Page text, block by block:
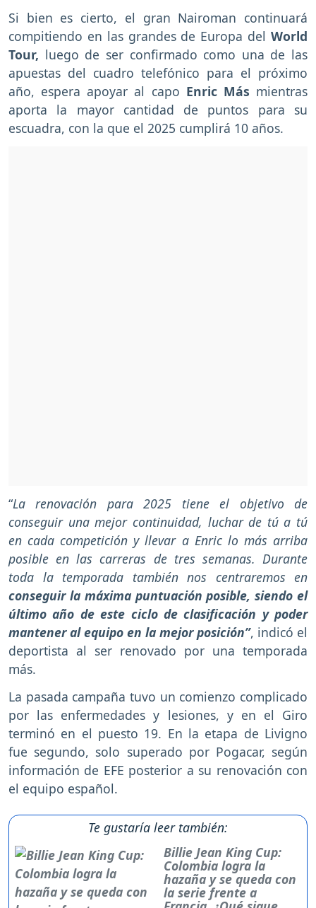
Si bien es cierto, el gran Nairoman continuará
compitiendo en las grandes de Europa del World
Tour, luego de ser confirmado como una de las
apuestas del cuadro telefónico para el próximo
año, espera apoyar al capo Enric Más mientras
aporta la mayor cantidad de puntos para su
escuadra, con la que el 2025 cumplirá 10 años.
“La renovación para 2025 tiene el objetivo de
conseguir una mejor continuidad, luchar de tú a tú
en cada competición y llevar a Enric lo más arriba
posible en las carreras de tres semanas. Durante
toda la temporada también nos centraremos en
conseguir la máxima puntuación posible, siendo el
último año de este ciclo de clasificación y poder
mantener al equipo en la mejor posición”, indicó el
deportista al ser renovado por una temporada
más.
La pasada campaña tuvo un comienzo complicado
por las enfermedades y lesiones, y en el Giro
terminó en el puesto 19. En la etapa de Livigno
fue segundo, solo superado por Pogacar, según
información de EFE posterior a su renovación con
el equipo español.
Te gustaría leer también:
Billie Jean King Cup:
Colombia logra la
hazaña y se queda con
la serie frente a